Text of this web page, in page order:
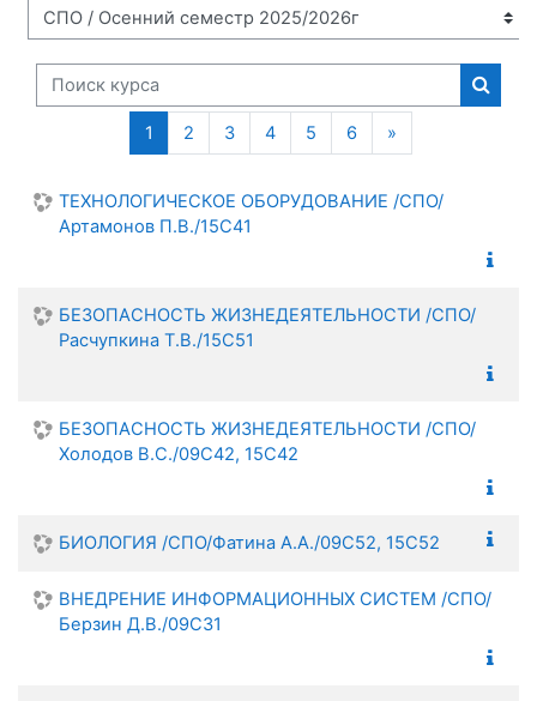
Поиск курса
Поиск
1 (текущая)
2 3 4 5 6 »Следующая
ТЕХНОЛОГИЧЕСКОЕ ОБОРУДОВАНИЕ /СПО/
Артамонов П.В./15С41
БЕЗОПАСНОСТЬ ЖИЗНЕДЕЯТЕЛЬНОСТИ /СПО/
Расчупкина Т.В./15С51
БЕЗОПАСНОСТЬ ЖИЗНЕДЕЯТЕЛЬНОСТИ /СПО/
Холодов В.С./09С42, 15С42
БИОЛОГИЯ /СПО/Фатина А.А./09С52, 15С52
ВНЕДРЕНИЕ ИНФОРМАЦИОННЫХ СИСТЕМ /СПО/
Берзин Д.В./09С31